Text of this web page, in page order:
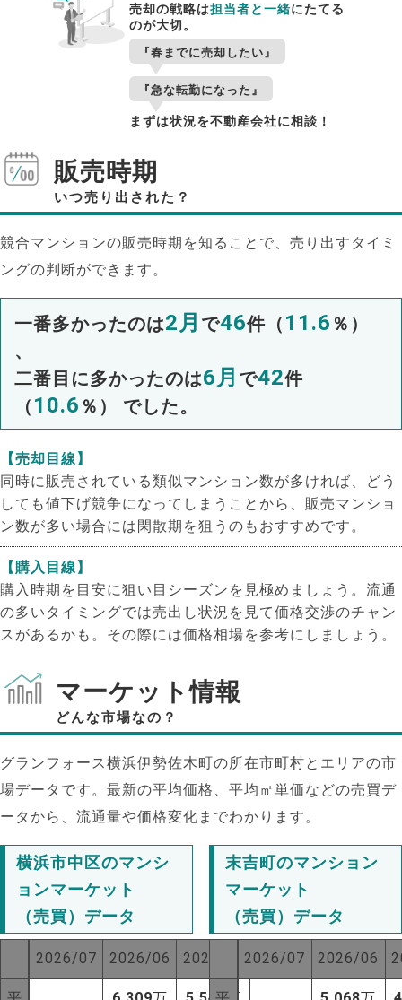
NEW!
NEW!
売却の戦略は担当者と一緒にたてる
のが大切。
『春までに売却したい』
『急な転勤になった』
まずは状況を不動産会社に相談！
販売時期
いつ売り出された？
競合マンションの販売時期を知ることで、売り出すタイミ
ングの判断ができます。
一番多かったのは2月 で46件（ 11.6 ％）
、
二番目に多かったのは6月 で42件
（ 10.6 ％） でした。
【売却目線】
同時に販売されている類似マンション数が多ければ、どう
しても値下げ競争になってしまうことから、販売マンショ
ン数が多い場合には閑散期を狙うのもおすすめです。
【購入目線】
購入時期を目安に狙い目シーズンを見極めましょう。流通
の多いタイミングでは売出し状況を見て価格交渉のチャン
スがあるかも。その際には価格相場を参考にしましょう。
マーケット情報
どんな市場なの？
グランフォース横浜伊勢佐木町の所在市町村とエリアの市
場データです。最新の平均価格、平均㎡単価などの売買デ
ータから、流通量や価格変化までわかります。
横浜市中区のマンシ
ョンマーケット
（売買）データ
2026/07 2026/06 2025/07
末吉町のマンション
マーケット
（売買）データ
2026/07 2026/06